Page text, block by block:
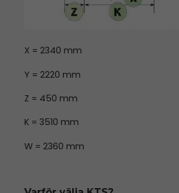
X = 2340 mm
Y = 2220 mm
Z = 450 mm
K = 3510 mm
W = 2360 mm